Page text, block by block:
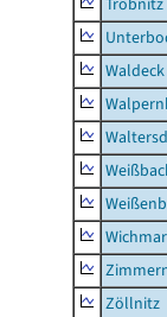
Waldeck
Wichmar
Zöllnitz